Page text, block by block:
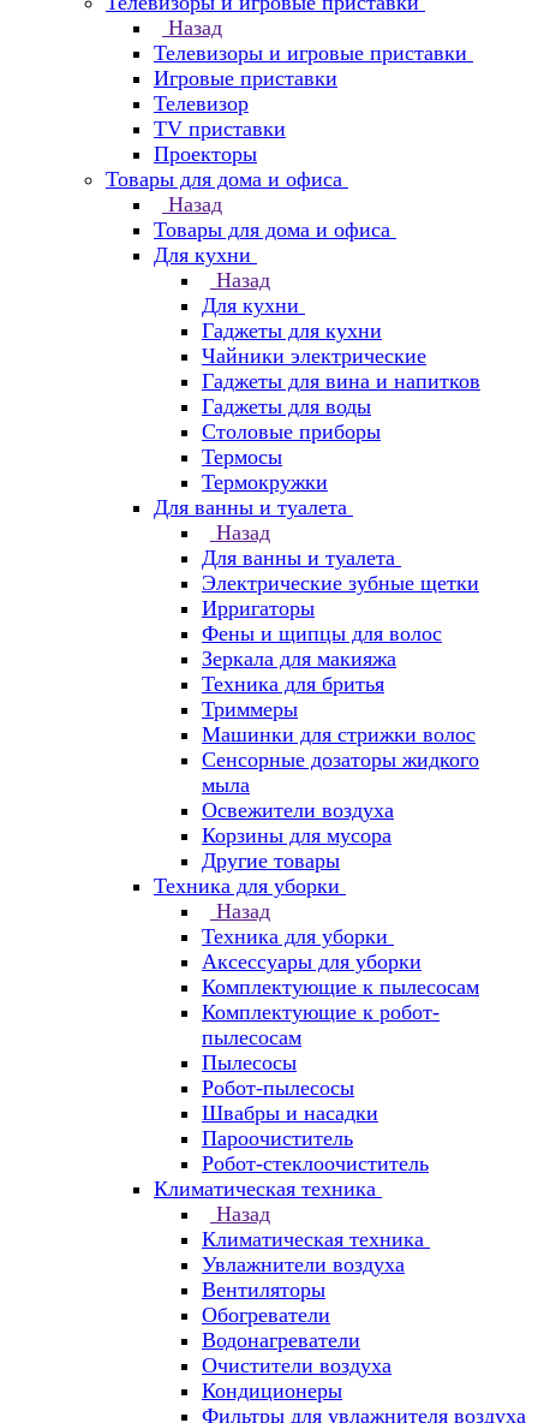
Назад
Телевизоры и игровые приставки
Игровые приставки
Телевизор
TV приставки
Проекторы
Товары для дома и офиса
Назад
Товары для дома и офиса
Для кухни
Назад
Для кухни
Гаджеты для кухни
Чайники электрические
Гаджеты для вина и напитков
Гаджеты для воды
Столовые приборы
Термосы
Термокружки
Для ванны и туалета
Назад
Для ванны и туалета
Электрические зубные щетки
Ирригаторы
Фены и щипцы для волос
Зеркала для макияжа
Техника для бритья
Триммеры
Машинки для стрижки волос
Сенсорные дозаторы жидкого
мыла
Освежители воздуха
Корзины для мусора
Другие товары
Техника для уборки
Назад
Техника для уборки
Аксессуары для уборки
Комплектующие к пылесосам
Комплектующие к робот-
пылесосам
Пылесосы
Робот-пылесосы
Швабры и насадки
Пароочиститель
Робот-стеклоочиститель
Климатическая техника
Назад
Климатическая техника
Увлажнители воздуха
Вентиляторы
Обогреватели
Водонагреватели
Очистители воздуха
Кондиционеры
Фильтры для увлажнителя воздуха